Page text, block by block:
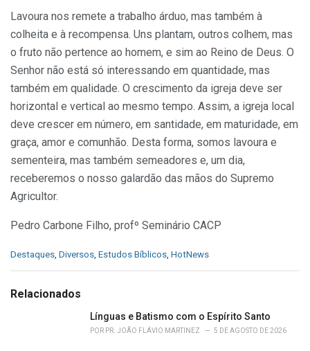
Lavoura nos remete a trabalho árduo, mas também à
colheita e à recompensa. Uns plantam, outros colhem, mas
o fruto não pertence ao homem, e sim ao Reino de Deus. O
Senhor não está só interessando em quantidade, mas
também em qualidade. O crescimento da igreja deve ser
horizontal e vertical ao mesmo tempo. Assim, a igreja local
deve crescer em número, em santidade, em maturidade, em
graça, amor e comunhão. Desta forma, somos lavoura e
sementeira, mas também semeadores e, um dia,
receberemos o nosso galardão das mãos do Supremo
Agricultor.
Pedro Carbone Filho, profº Seminário CACP
C
e
Destaques Diversos Estudos Bíblicos HotNews
Relacionados
Línguas e Batismo com o Espírito Santo
POR PR. JOÃO FLÁVIO MARTINEZ 5 DE AGOSTO DE 2026